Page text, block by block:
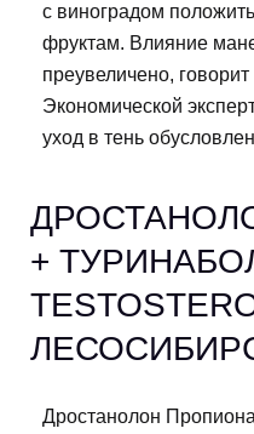
с виноградом
фруктам. Влияние
преувеличено,
Экономической
уход в тень
+
Дростанолон